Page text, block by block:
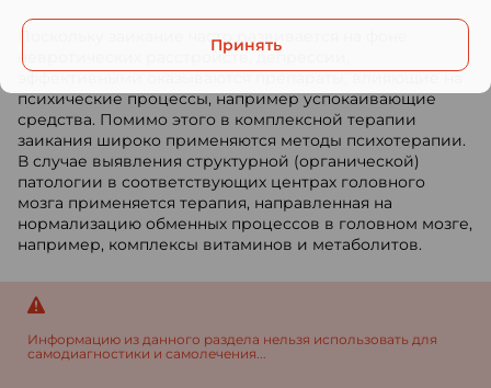
Поскольку заикание часто развивается на фоне
невротических расстройств, депрессии,
эффективными оказываются препараты, влияющие на
психические процессы, например успокаивающие
средства. Помимо этого в комплексной терапии
заикания широко применяются методы психотерапии.
В случае выявления структурной (органической)
патологии в соответствующих центрах головного
мозга применяется терапия, направленная на
нормализацию обменных процессов в головном мозге,
например, комплексы витаминов и метаболитов.
Информацию из данного раздела нельзя использовать для
самодиагностики и самолечения...
Принять